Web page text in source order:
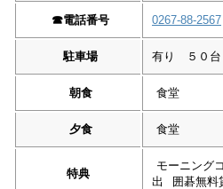
☎︎電話番号 0267-88-2567
駐車場 有り ５０
朝食 食堂
夕食 食堂
特典
モーニング
出
囲碁無料